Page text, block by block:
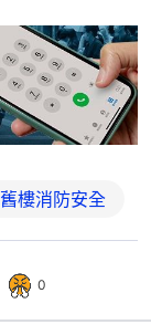
舊樓消防安全
0